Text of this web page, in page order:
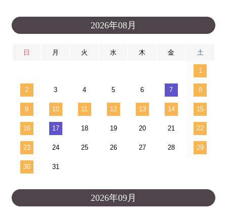
2026年08月
日 月 火 水 木 金 土
1
2 3 4 5 6 7 8
9 10 11 12 13 14 15
16 17 18 19 20 21 22
23 24 25 26 27 28 29
30 31
2026年09月